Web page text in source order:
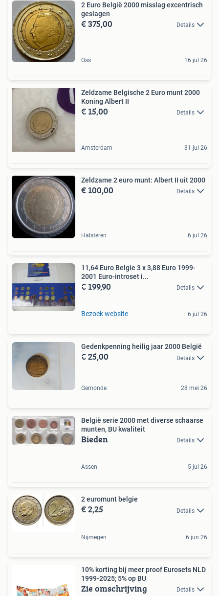
2 Euro België 2000 misslag excentrisch
geslagen
€ 375,00 Details
Oss 16 jul 26
Zeldzame Belgische 2 Euro munt 2000
Koning Albert II
€ 15,00 Details
Amsterdam 31 jul 26
Zeldzame 2 euro munt: Albert II uit 2000
€ 100,00 Details
Halsteren 6 jul 26
11,64 Euro Belgie 3 x 3,88 Euro 1999-
2001 Euro-introset i...
€ 199,90 Details
Bezoek website 6 jul 26
Gedenkpenning heilig jaar 2000 België
€ 25,00 Details
Gemonde 28 mei 26
België serie 2000 met diverse schaarse
munten, BU kwaliteit
Bieden Details
Assen 5 jul 26
2 euromunt belgie
€ 2,25 Details
Nijmegen 6 jun 26
10% korting bij meer proof Eurosets NLD
1999-2025; 5% op BU
Zie omschrijving Details